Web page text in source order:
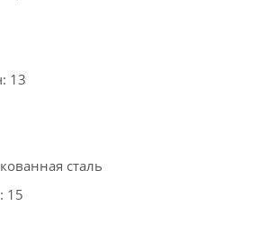
13
сталь
15